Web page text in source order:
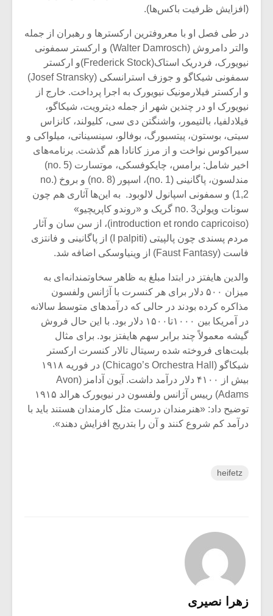
(افزایش ظرفیت باکس‌ها).
در طی فصل او با معروفترین ارکسترها و رهبران از جمله
والتر دامروش (Walter Damrosch) و ارکستر سمفونی
نیویورک، فردریک استاک(Frederick Stock)و ارکستر
سمفونی شیکاگو و جوزف استرانسکی (Josef Stransky)
و ارکستر فیلارمونیک نیویورک به اجرا پرداخت. خارج از
نیویورک او در چندین شهر از جمله دیترویت، شیکاگو،
فیلادلفیا، بالتیمور، واشنگتن دی سی، کلیولند، کانزاس
سیتی، بوستون، پیتسبورگ، بوفالو، سینسیناتی، میلواکی و
سیراکوس نواخت و از مرز کانادا هم‌ گذشت. برنامه‌های
اخیر شامل: برامس، چایکوفسکی، موتسارت (no. 5)
مندلسون، پاگانینی (no. 1)، اسپور (no. 8) و بروخ (no.
1,2) و سمفونی اسپانول لالوبود. به این‌ها آثاری هم چون
سونات ویولنno. 3 گریک و «روندو کاپریچیو»
(introduction et rondo capricoiso)، از سن سان و آثار
مردم پسندی چون پالپیتی (I palpiti) از پاگانینی و فانتزی
فاست (Faust Fantasy) از وینیاوسکی اضافه شد.
والدین هایفتز در ابتدا مبلغ به ظاهر سخاوتمندانه‌ای به
میزان ۵۰۰ دلار برای هر کنسرت با آژانس ولفسون
مذاکره کرده بودند در حالی که درآمدهای متوسط سالانه
در آمریکا بین ۱۰۰۰تا۱۵۰۰ دلار بود. با این حال فروش
گیشه معمولاً چند برابر سهم هایفتز بود. برای مثال
بلیت‌های فروخته شده رسیتال تالار کنسرت ارکستر
شیکاگو (Chicago’s Orchestra Hall) در فوریه ۱۹۱۸
بیش از ۴۱۰۰ دلار درآمد داشت. آیون آدامز (Avon
Adams) رییس آژانس ولفسون در نیویورک هرالد ۱۹۱۵
توضیح داد: «هنرمندان درست مثل کارمندان هستند باید با
درآمد کم شروع کنند و آن را بتدریج افزایش دهند».
heifetz
زهرا نصیری
یادداشتی بر موسیقی
متن فیلم «متری
شیش و نیم»
اگر نمی توانی
مشهورترین باشی،
بدنام ترین باش
برگزار